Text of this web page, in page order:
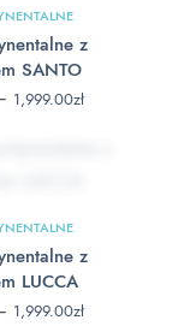
z
SANTO
1,999.00złZakres
z
LUCCA
1,999.00złZakres